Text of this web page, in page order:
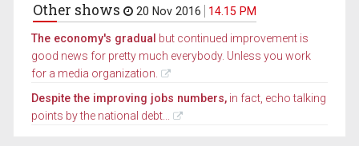
Other shows 20 Nov 2016 14.15 PM
The economy's gradual but continued improvement is
good news for pretty much everybody. Unless you work
for a media organization.
Despite the improving jobs numbers, in fact, echo talking
points by the national debt...